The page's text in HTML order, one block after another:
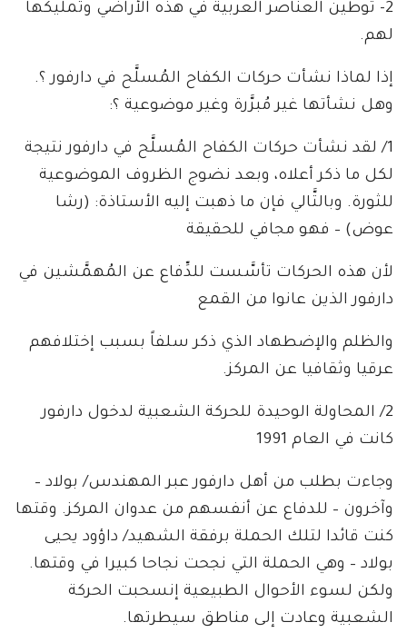
2- توطين العناصر العربية في هذه الأراضي وتمليكها
لهم.
إذا لماذا نشأت حركات الكفاح المُسلَّح في دارفور ؟.
وهل نشأتها غير مُبرَّرة وغير موضوعية ؟:
1/ لقد نشأت حركات الكفاح المُسلَّح في دارفور نتيجة
لكل ما ذكر أعلاه، وبعد نضوج الظروف الموضوعية
للثورة. وبالتَّالي فإن ما ذهبت إليه الأستاذة: (رشا
عوض) – فهو مجافي للحقيقة
لأن هذه الحركات تأسَّست للدِّفاع عن المُهمَّشين في
دارفور الذين عانوا من القمع
والظلم والإضطهاد الذي ذكر سلفاً بسبب إختلافهم
عرقيا وثقافيا عن المركز.
2/ المحاولة الوحيدة للحركة الشعبية لدخول دارفور
كانت في العام 1991
وجاءت بطلب من أهل دارفور عبر المهندس/ بولاد –
وآخرون – للدفاع عن أنفسهم من عدوان المركز. وقتها
كنت قائدا لتلك الحملة برفقة الشهيد/ داؤود يحيى
بولاد – وهي الحملة التي نجحت نجاحا كبيرا في وقتها.
ولكن لسوء الأحوال الطبيعية إنسحبت الحركة
الشعبية وعادت إلى مناطق سيطرتها.